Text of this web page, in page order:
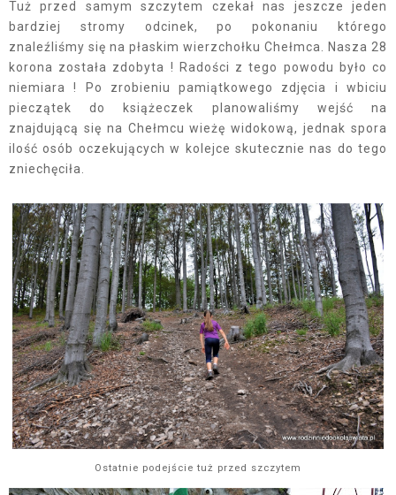
Tuż przed samym szczytem czekał nas jeszcze jeden
bardziej stromy odcinek, po pokonaniu którego
znaleźliśmy się na płaskim wierzchołku Chełmca. Nasza 28
korona została zdobyta ! Radości z tego powodu było co
niemiara ! Po zrobieniu pamiątkowego zdjęcia i wbiciu
pieczątek do książeczek planowaliśmy wejść na
znajdującą się na Chełmcu wieżę widokową, jednak spora
ilość osób oczekujących w kolejce skutecznie nas do tego
zniechęciła.
Ostatnie podejście tuż przed szczytem